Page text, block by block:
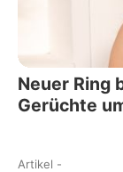
Neuer Ring
Gerüchte
Artikel -